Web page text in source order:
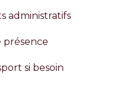
administratifs
présence
si besoin